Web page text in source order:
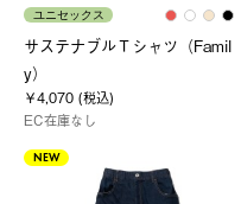
ユニセックス
サステナブルＴシャツ（Famil
y）
￥4,070 (税込)
EC在庫なし
NEW